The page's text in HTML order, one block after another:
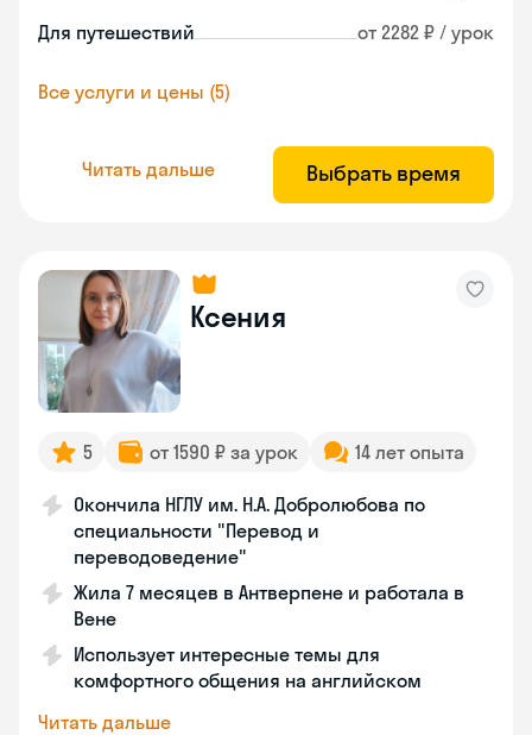
Для путешествий от 2282 ₽ / урок
Все услуги и цены (5)
Читать дальше Выбрать время
Ксения
5 от 1590 ₽ за урок 14 лет опыта
Окончила НГЛУ им. Н.А. Добролюбова по
специальности "Перевод и
переводоведение"
Жила 7 месяцев в Антверпене и работала в
Вене
Использует интересные темы для
комфортного общения на английском
Читать дальше